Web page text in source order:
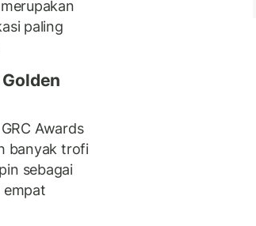
paling
Awards
banyak trofi
sebagai
empat